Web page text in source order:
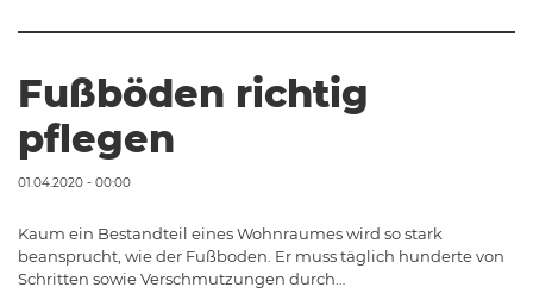
Fußböden richtig
pflegen
01.04.2020 - 00:00
Kaum ein Bestandteil eines Wohnraumes wird so stark
beansprucht, wie der Fußboden. Er muss täglich hunderte von
Schritten sowie Verschmutzungen durch…